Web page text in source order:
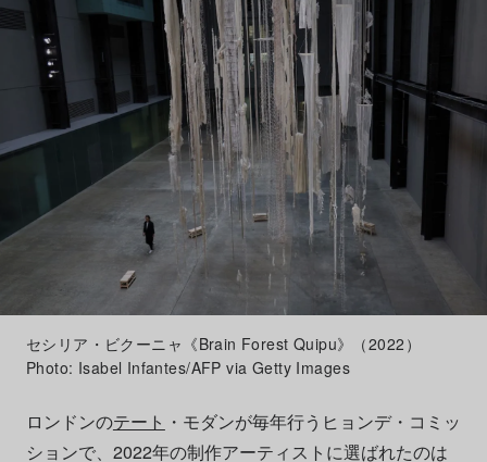
セシリア・ビクーニャ《Brain Forest Quipu》（2022）
Photo: Isabel Infantes/AFP via Getty Images
ロンドンのテート ・モダンが毎年行うヒョンデ・コミッ
ションで、2022年の制作アーティストに選ばれたのは